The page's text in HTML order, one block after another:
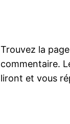
Trouvez la
commentaire.
liront et vous